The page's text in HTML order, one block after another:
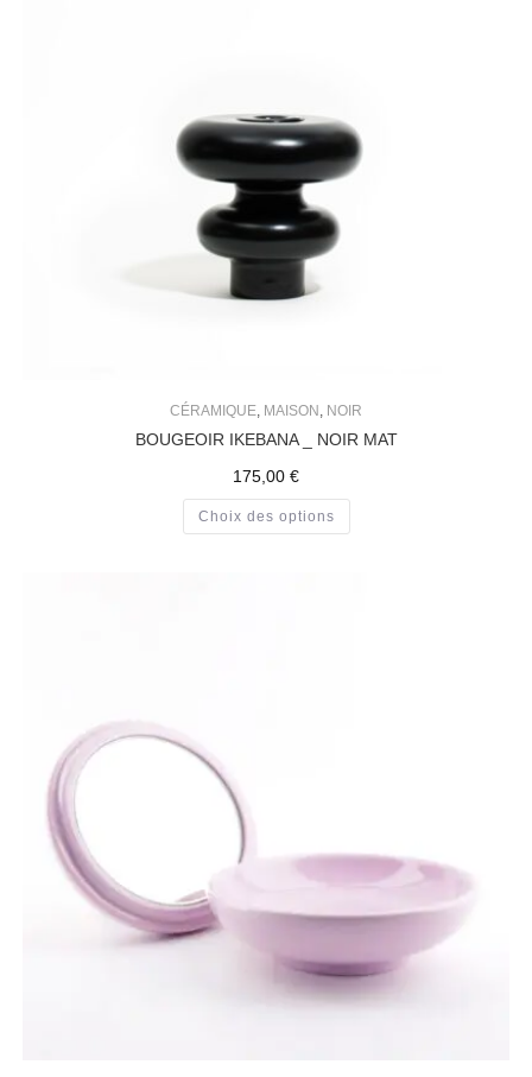
CÉRAMIQUE, MAISON , NOIR
BOUGEOIR IKEBANA _ NOIR MAT
175,00 €
Choix des options